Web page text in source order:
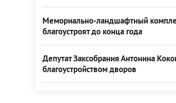
Мемориально-ландшафтный
благоустроят до конца года
Депутат Заксобрания Антонина
благоустройством дворов